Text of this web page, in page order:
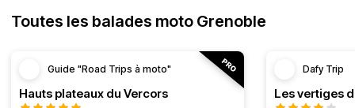
Toutes les balades moto Grenoble
Guide "Road Trips à moto"
Hauts plateaux du Vercors
Dafy Trip
Les vertiges